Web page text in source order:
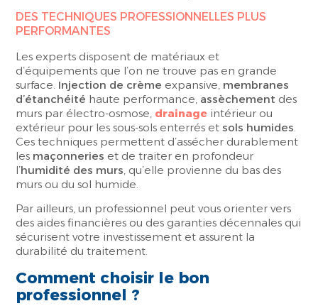
DES TECHNIQUES PROFESSIONNELLES PLUS
PERFORMANTES
Les experts disposent de matériaux et
d’équipements que l’on ne trouve pas en grande
surface. Injection de crème expansive, membranes
d’étanchéité haute performance, assèchement des
murs par électro-osmose, drainage intérieur ou
extérieur pour les sous-sols enterrés etsols humides.
Ces techniques permettent d’assécher durablement
les maçonneries et de traiter en profondeur
l’humidité des murs, qu’elle provienne du bas des
murs ou du sol humide.
Par ailleurs, un professionnel peut vous orienter vers
des aides financières ou des garanties décennales qui
sécurisent votre investissement et assurent la
durabilité du traitement.
Comment choisir le bon
professionnel ?